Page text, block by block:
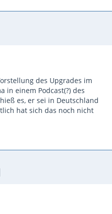
des Upgrades im
in einem Podcast(?) des
es, er sei in Deutschland
hat sich das noch nicht